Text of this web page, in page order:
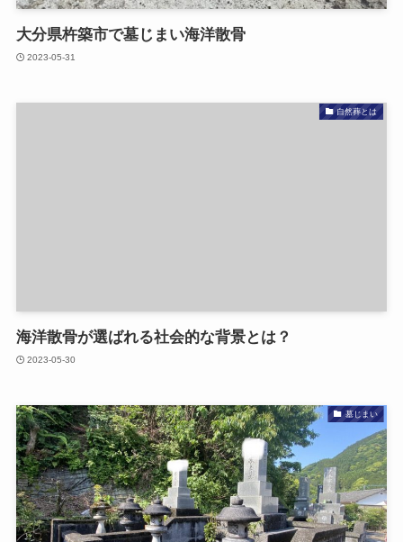
大分県杵築市で​墓じまい​海洋散骨
2023-05-31
自然葬とは
海洋散骨が​選ばれる​社会的な​背景とは？
2023-05-30
墓じまい